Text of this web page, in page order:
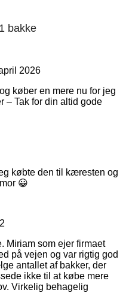
bakke
2026
køber en mere nu for jeg
– Tak for din altid gode
købte den til kæresten og
😀
Miriam som ejer firmaet
på vejen og var rigtig god
antallet af bakker, der
ikke til at købe mere
Virkelig behagelig